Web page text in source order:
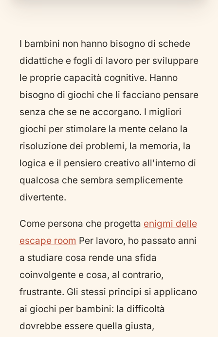
I bambini non hanno bisogno di schede
didattiche e fogli di lavoro per sviluppare
le proprie capacità cognitive. Hanno
bisogno di giochi che li facciano pensare
senza che se ne accorgano. I migliori
giochi per stimolare la mente celano la
risoluzione dei problemi, la memoria, la
logica e il pensiero creativo all'interno di
qualcosa che sembra semplicemente
divertente.
Come persona che progetta enigmi delle
escape room Per lavoro, ho passato anni
a studiare cosa rende una sfida
coinvolgente e cosa, al contrario,
frustrante. Gli stessi principi si applicano
ai giochi per bambini: la difficoltà
dovrebbe essere quella giusta,